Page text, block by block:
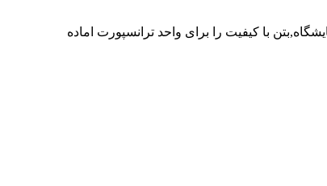
و پر تلاش واحدهای تولید و ازمایشگاه,بتن با کیفیت را برای واحد ترانسپورت اماده